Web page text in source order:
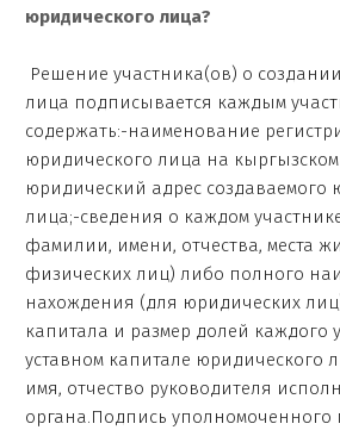
юридического лица?
Решение участника(ов) о
лица подписывается каждым
содержать:-наименование
юридического лица на кыргызском
юридический адрес создаваемого
лица;-сведения о каждом
фамилии, имени, отчества, места
физических лиц) либо полного
нахождения (для юридических
капитала и размер долей каждого
уставном капитале юридического
имя, отчество руководителя
органа.Подпись уполномоченного